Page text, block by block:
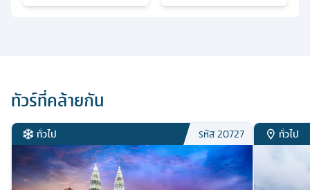
ทัวร์ที่คล้ายกัน
ทั่วไป รหัส20727 ทั่วไป